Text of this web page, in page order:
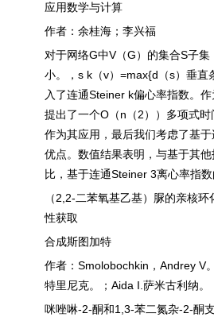
应用数学与计算
作者：余桂海；李兴福
对于网络G中V（G）的集合S子集
小。， s k （v） =max{d （s）垂直
入了连通Steiner k偏心率指数。
提出了一个O （n （2））多项式
作为其应用，最后我们考虑了基于
优点。数值结果表明，与基于其他
比，基于连通Steiner 3离心率指
（2,2-二苯氧基乙基）脲的亲核环
性获取
合成斯图加特
作者： Smolobochkin ， Andrey V
特里尼克。； Aida I. 萨米古利纳。
咪唑啉-2-酮和1,3-苯二氮杂-2-酮